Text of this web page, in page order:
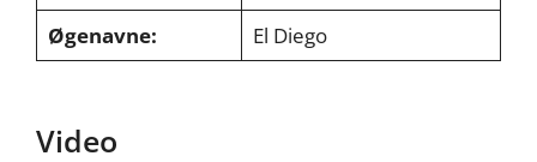
Øgenavne:
El Diego
Video